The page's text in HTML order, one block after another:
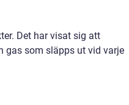
Det har visat sig att
gas som släpps ut vid varje